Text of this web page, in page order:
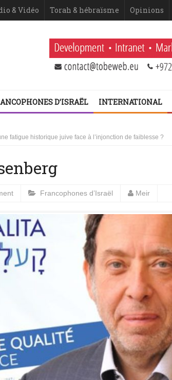
& Vidéo Torah & hébraïsme Opinions
D’ISRAËL INTERNATIONAL
fatigue historique juive face à l’injonction de faiblesse ?
volet (Dominique Moïsi)
Francophones d’Israël Meir